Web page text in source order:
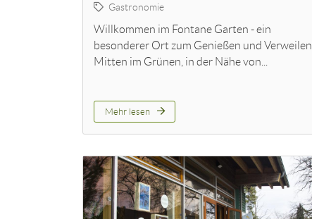
Gastronomie
Willkommen im Fontane Garten - ein
besonderer Ort zum Genießen und Verweilen
Mitten im Grünen, in der Nähe von...
Mehr lesen